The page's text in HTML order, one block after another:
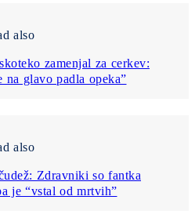
zamenjal za cerkev:
glavo padla opeka”
Zdravniki so fantka
je “vstal od mrtvih”